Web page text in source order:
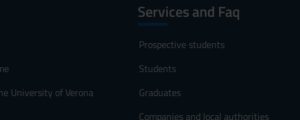
University of Verona
Services and Faq
Prospective students
Students
Graduates
Companies and local authorities